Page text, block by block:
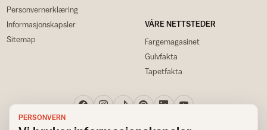
Personvernerklæring
Informasjonskapsler
Sitemap
VÅRE NETTSTEDER
Fargemagasinet
Gulvfakta
Tapetfakta
PERSONVERN